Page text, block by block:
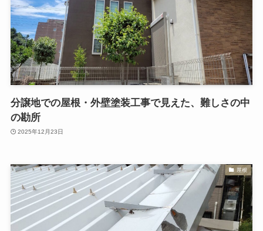
分譲地での屋根・外壁塗装工事で見えた、難しさの中
の勘所
2025年12月23日
屋根